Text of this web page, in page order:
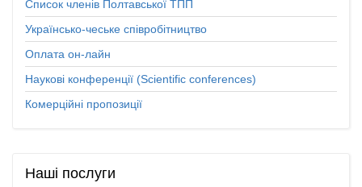
Список членів Полтавської ТПП
Українсько-чеське співробітництво
Оплата он-лайн
Наукові конференції (Scientific conferences)
Комерційні пропозиції
Наші послуги